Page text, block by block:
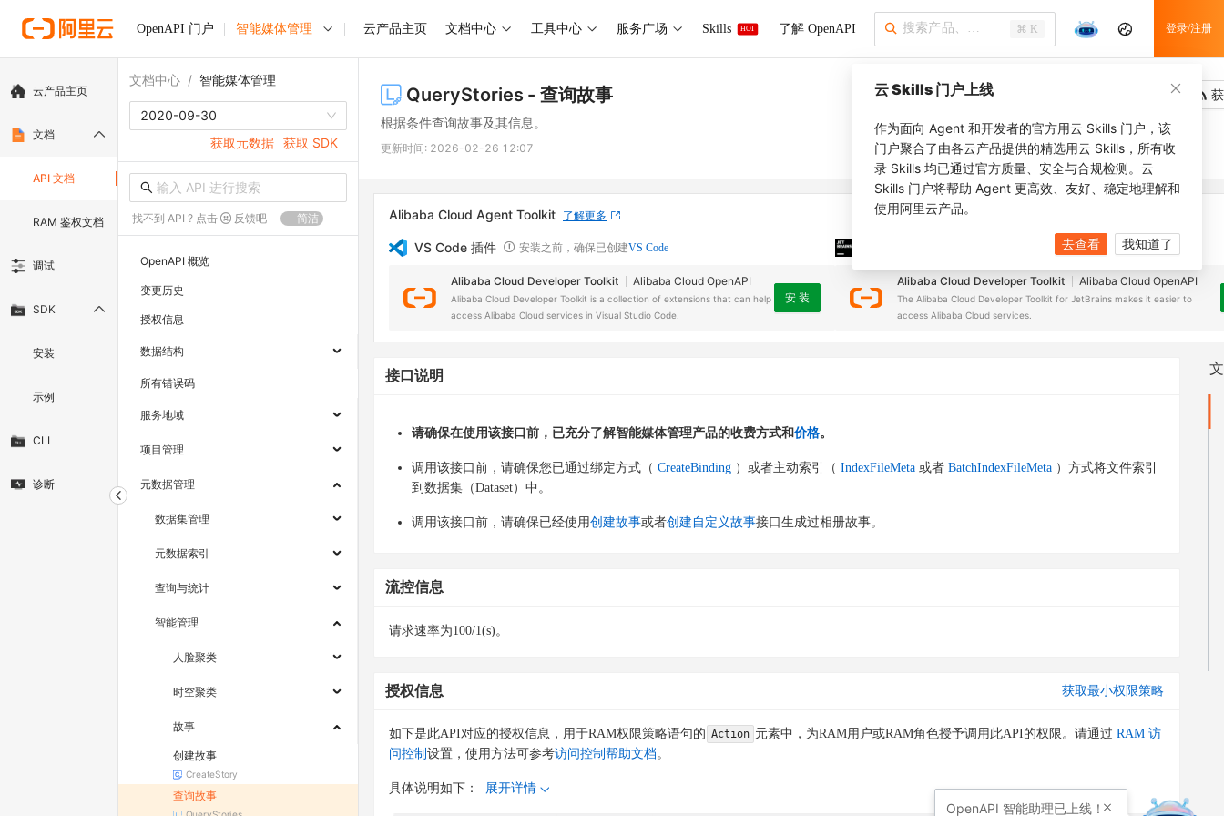
OpenAPI 门户 智能媒体管理 云产品主页 文档中心 工具中心 服务广场 Skills HOT 了解 OpenAPI ⌘ K 登录/注册
云产品主页
文档
API 文档
RAM 鉴权文档
调试
SDK
安装
示例
CLI
诊断
文档中心 / 智能媒体管理
2020-09-30
获取元数据 获取 SDK
找不到 API ? 点击 反馈吧 简洁
OpenAPI 概览
变更历史
授权信息
数据结构
所有错误码
服务地域
项目管理
元数据管理
数据集管理
元数据索引
查询与统计
智能管理
人脸聚类
时空聚类
故事
创建故事
CreateStory
查询故事
QueryStories - 查询故事
根据条件查询故事及其信息。
更新时间: 2026-02-26 12:07
Alibaba Cloud Agent Toolkit 了解更多
VS Code 插件 安装之前，确保已创建VS Code
Alibaba Cloud Developer Toolkit Alibaba Cloud OpenAPI
Alibaba Cloud Developer Toolkit is a collection of extensions that can help
access Alibaba Cloud services in Visual Studio Code.
安 装
安装之前，确保已创建JetBrains IDE
Alibaba Cloud Developer Toolkit Alibaba Cloud OpenAPI
The Alibaba Cloud Developer Toolkit for JetBrains makes it easier to
access Alibaba Cloud services.
接口说明
请确保在使用该接口前，已充分了解智能媒体管理产品的收费方式和价格。
调用该接口前，请确保您已通过绑定方式（ CreateBinding ）或者主动索引（ IndexFileMeta 或者 BatchIndexFileMeta ）方式将文件索引
到数据集（Dataset）中。
调用该接口前，请确保已经使用创建故事或者创建自定义故事接口生成过相册故事。
流控信息
请求速率为100/1(s)。
授权信息 获取最小权限策略
如下是此API对应的授权信息，用于RAM权限策略语句的 Action 元素中，为RAM用户或RAM角色授予调用此API的权限。请通过 RAM 访
问控制 设置，使用方法可参考访问控制帮助文档。
具体说明如下： 展开详情
云 Skills 门户上线
作为面向 Agent 和开发者的官方用云 Skills 门户，该
门户聚合了由各云产品提供的精选用云 Skills，所有收
录 Skills 均已通过官方质量、安全与合规检测。云
Skills 门户将帮助 Agent 更高效、友好、稳定地理解和
使用阿里云产品。
去查看 我知道了
OpenAPI 智能助理已上线！